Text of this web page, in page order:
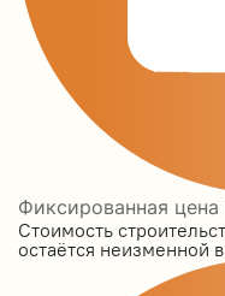
Фиксированная
Стоимость
остаётся неизменной